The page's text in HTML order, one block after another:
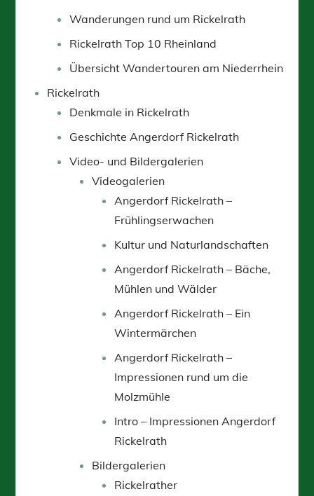
Wanderungen rund um Rickelrath
Rickelrath Top 10 Rheinland
Übersicht Wandertouren am Niederrhein
Rickelrath
Denkmale in Rickelrath
Geschichte Angerdorf Rickelrath
Video- und Bildergalerien
Videogalerien
Angerdorf Rickelrath –
Frühlingserwachen
Kultur und Naturlandschaften
Angerdorf Rickelrath – Bäche,
Mühlen und Wälder
Angerdorf Rickelrath – Ein
Wintermärchen
Angerdorf Rickelrath –
Impressionen rund um die
Molzmühle
Intro – Impressionen Angerdorf
Rickelrath
Bildergalerien
Rickelrather